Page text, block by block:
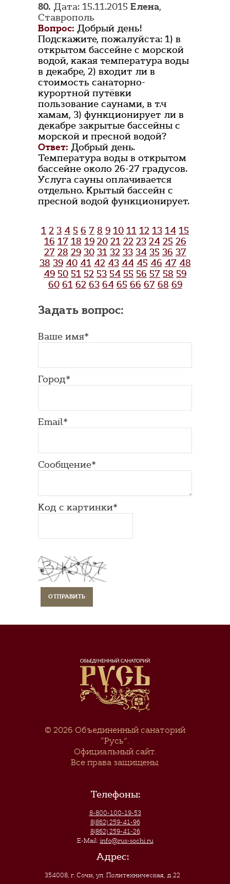
80. Дата: 15.11.2015 Елена,
Ставрополь
Вопрос: Добрый день!
Подскажите, пожалуйста: 1) в
открытом бассейне с морской
водой, какая температура воды
в декабре, 2) входит ли в
стоимость санаторно-
курортной путёвки
пользование саунами, в т.ч
хамам, 3) функционирует ли в
декабре закрытые бассейны с
морской и пресной водой?
Ответ: Добрый день.
Температура воды в открытом
бассейне около 26-27 градусов.
Услуга сауны оплачивается
отдельно. Крытый бассейн с
пресной водой функционирует.
1 2 3 4 5 6 7 8 9 10 11 12 13 14 15
16 17 18 19 20 21 22 23 24 25 26
27 28 29 30 31 32 33 34 35 36 37
38 39 40 41 42 43 44 45 46 47 48
49 50 51 52 53 54 55 56 57 58 59
60 61 62 63 64 65 66 67 68 69
Задать вопрос:
Ваше имя*
Город*
Email*
Сообщение*
Код с картинки*
© 2026 Объединенный санаторий
“Русь”.
Официальный сайт.
Все права защищены.
Телефоны:
8-800-100-19-53
8(862) 259-41-96
8(862) 259-41-26
E-Mail: info@rus-sochi.ru
Адрес:
354008, г. Сочи,ул. Политехническая, д.22